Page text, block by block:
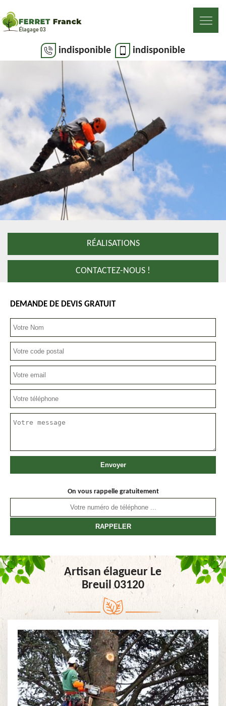
indisponible indisponible
RÉALISATIONS
CONTACTEZ-NOUS !
DEMANDE DE DEVIS GRATUIT
On vous rappelle gratuitement
Artisan élagueur Le
Breuil 03120